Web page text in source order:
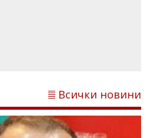
Всички новини